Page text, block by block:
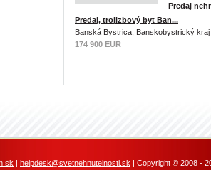
Predaj
Predaj, trojizbový byt Ban...
Banská Bystrica, Banskobystrický kraj
174 900 EUR
| helpdesk@svetnehnutelnosti.sk | Copyright © 2008 -